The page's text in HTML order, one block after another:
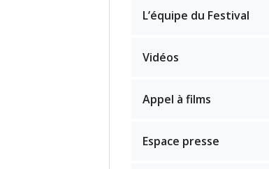
L’équipe du Festival
Vidéos
Appel à films
Espace presse